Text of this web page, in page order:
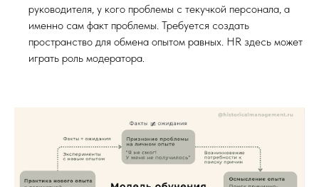
руководителя, у кого проблемы с текучкой персонала, а
именно сам факт проблемы. Требуется создать
пространство для обмена опытом равных. HR здесь может
играть роль модератора.